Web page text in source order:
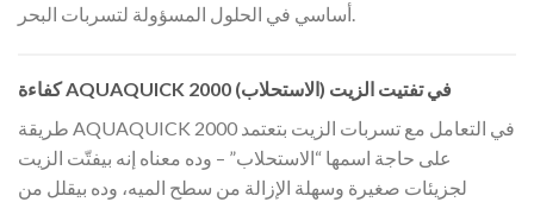
أساسي في الحلول المسؤولة لتسربات البحر.
كفاءة AQUAQUICK 2000 في تفتيت الزيت (الاستحلاب)
طريقة AQUAQUICK 2000 في التعامل مع تسربات الزيت بتعتمد
على حاجة اسمها “الاستحلاب” – وده معناه إنه بيفتّت الزيت
لجزيئات صغيرة وسهلة الإزالة من سطح الميه، وده بيقلل من